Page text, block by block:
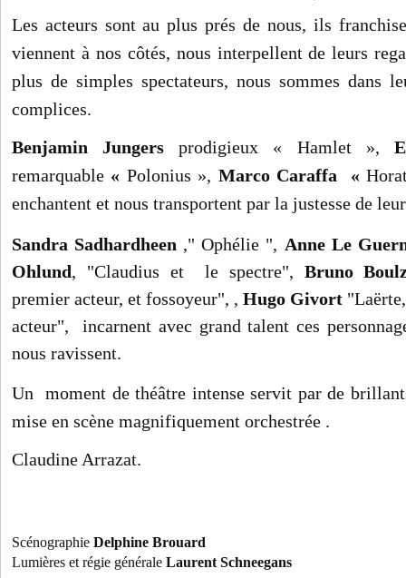
Les acteurs sont au plus prés de nous, ils
viennent à nos côtés, nous interpellent de leurs
plus de simples spectateurs, nous sommes dans
complices.
Benjamin Jungers prodigieux « Hamlet »,
remarquable « Polonius », Marco Caraffa «
enchantent et nous transportent par la justesse de
Sandra Sadhardheen ," Ophélie ", Anne Le
Ohlund, "Claudius et le spectre", Bruno
premier acteur, et fossoyeur", , Hugo Givort
acteur", incarnent avec grand talent ces
nous ravissent.
Un moment de théâtre intense servit par de
mise en scène magnifiquement orchestrée .
Claudine Arrazat.
Scénographie Delphine Brouard
Lumières et régie générale Laurent Schneegans